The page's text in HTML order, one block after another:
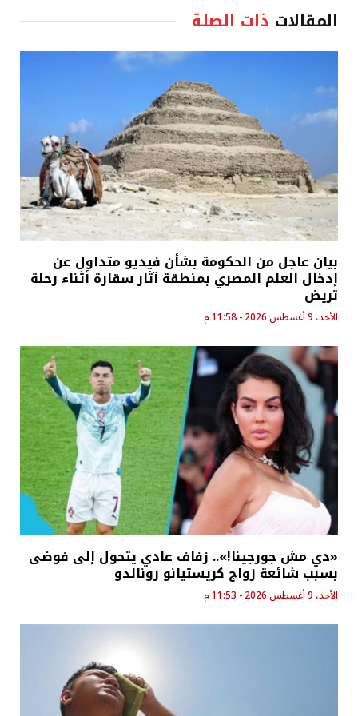
المقالات ذات الصلة
بيان عاجل من الحكومة بشأن فيديو متداول عن
إدخال العلم المصري بمنطقة آثار سقارة أثناء رحلة
تريض
الأحد، 9 أغسطس 2026 - 11:58 م
«دي مش جورجينا!».. زفاف عادي يتحول إلى فوضى
بسبب شائعة زواج كريستيانو رونالدو
الأحد، 9 أغسطس 2026 - 11:53 م